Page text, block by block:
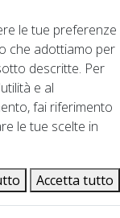
le tue preferenze
che adottiamo per
descritte. Per
e al
fai riferimento
le tue scelte in
Accetta tutto